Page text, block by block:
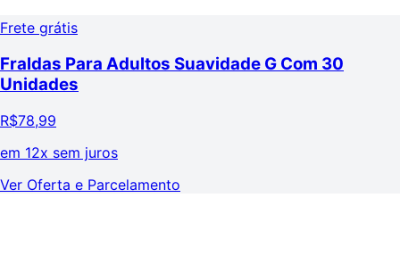
Frete grátis
Fraldas Para Adultos Suavidade G Com 30
Unidades
R$78,99
em 12x sem juros
Ver Oferta e Parcelamento